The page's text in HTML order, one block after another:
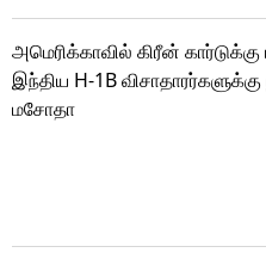
அமெரிக்காவில் கிரீன் கார்டுக்கு
இந்திய H-1B
மசோதா